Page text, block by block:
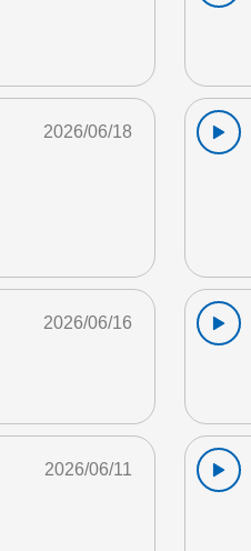
2026/06/18
2026/06/16
2026/06/11